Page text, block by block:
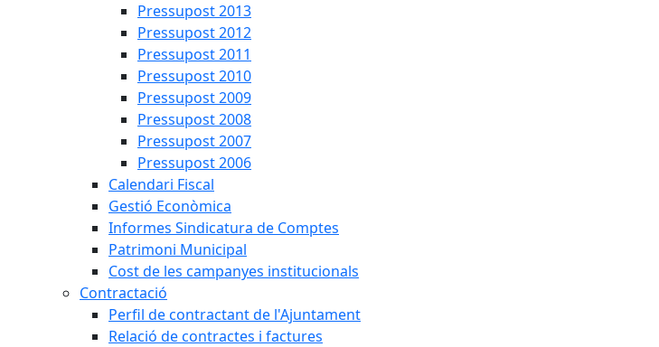
Pressupost 2013
Pressupost 2012
Pressupost 2011
Pressupost 2010
Pressupost 2009
Pressupost 2008
Pressupost 2007
Pressupost 2006
Calendari Fiscal
Gestió Econòmica
Informes Sindicatura de Comptes
Patrimoni Municipal
Cost de les campanyes institucionals
Contractació
Perfil de contractant de l'Ajuntament
Relació de contractes i factures